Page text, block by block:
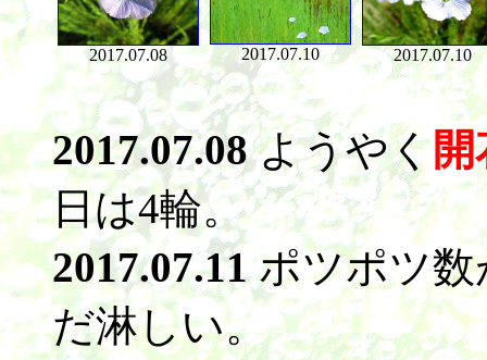
2017.07.08 2017.07.10 2017.07.10
2017.07.08ようやく
日は4輪。
2017.07.11ポツポツ数
だ淋しい。